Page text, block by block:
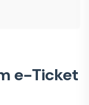
e-Ticket